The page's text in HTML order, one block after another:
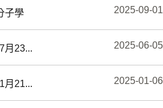
子學
2025-09-01
月23... 2025-06-05
月21... 2025-01-06